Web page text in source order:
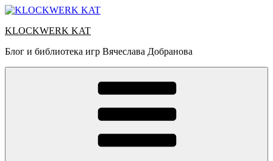
Перейти
содержимому
KLOCKWERK KAT
Блог и библиотека игр Вячеслава Добранова